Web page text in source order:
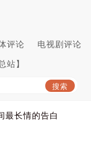
评论 电视剧评论
站】
最长情的告白